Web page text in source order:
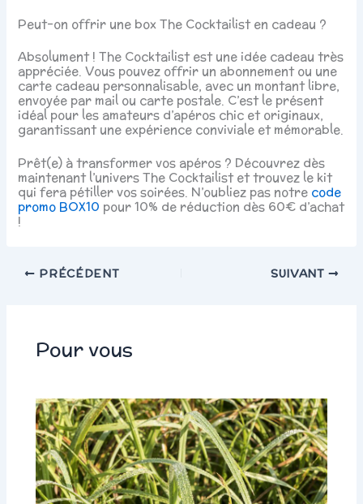
Peut-on offrir une box The Cocktailist en cadeau ?
Absolument ! The Cocktailist est une idée cadeau très
appréciée. Vous pouvez offrir un abonnement ou une
carte cadeau personnalisable, avec un montant libre,
envoyée par mail ou carte postale. C’est le présent
idéal pour les amateurs d’apéros chic et originaux,
garantissant une expérience conviviale et mémorable.
Prêt(e) à transformer vos apéros ? Découvrez dès
maintenant l’univers The Cocktailist et trouvez le kit
qui fera pétiller vos soirées. N’oubliez pas notre code
promo BOX10 pour 10% de réduction dès 60€ d’achat
!
PRÉCÉDENT SUIVANT
Pour vous